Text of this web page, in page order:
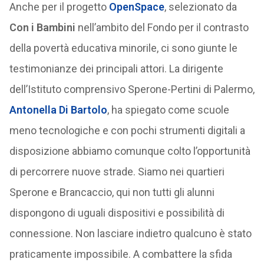
Anche per il progetto OpenSpace, selezionato da
Con i Bambini nell’ambito del Fondo per il contrasto
della povertà educativa minorile, ci sono giunte le
testimonianze dei principali attori. La dirigente
dell’Istituto comprensivo Sperone-Pertini di Palermo,
Antonella Di Bartolo, ha spiegato come scuole
meno tecnologiche e con pochi strumenti digitali a
disposizione abbiamo comunque colto l’opportunità
di percorrere nuove strade. Siamo nei quartieri
Sperone e Brancaccio, qui non tutti gli alunni
dispongono di uguali dispositivi e possibilità di
connessione. Non lasciare indietro qualcuno è stato
praticamente impossibile. A combattere la sfida